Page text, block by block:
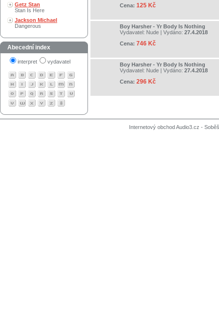
Getz Stan
Stan Is Here
Jackson Michael
Dangerous
Abecední index
interpret vydavatel
Cena: 125 Kč
Boy Harsher - Yr Body Is Nothing
Vydavatel: Nude | Vydáno: 27.4.2018
Cena: 746 Kč
Boy Harsher - Yr Body Is Nothing
Vydavatel: Nude | Vydáno: 27.4.2018
Cena: 296 Kč
Internetový obchod Audio3.cz -